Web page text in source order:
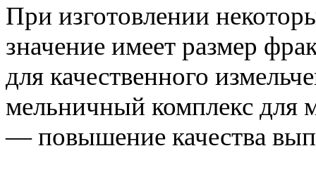
При изготовлении
значение имеет размер
для качественного
мельничный комплекс для
— повышение качества